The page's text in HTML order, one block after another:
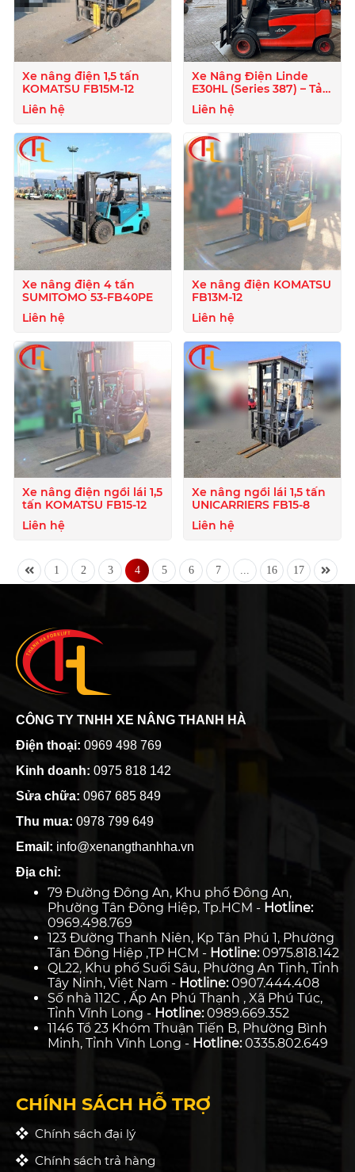
Xe nâng điện 1,5 tấn
KOMATSU FB15M-12
Liên hệ
Xe Nâng Điện Linde
E30HL (Series 387) – Tải
Trọng 3 Tấn
Liên hệ
Xe nâng điện 4 tấn
SUMITOMO 53-FB40PE
Liên hệ
Xe nâng điện KOMATSU
FB13M-12
Liên hệ
Xe nâng điện ngồi lái 1,5
tấn KOMATSU FB15-12
Liên hệ
Xe nâng ngồi lái 1,5 tấn
UNICARRIERS FB15-8
Liên hệ
1 2 3 4 5 6 7 16 17
CÔNG TY TNHH XE NÂNG THANH HÀ
Điện thoại: 0969 498 769
Kinh doanh: 0975 818 142
Sửa chữa: 0967 685 849
Thu mua: 0978 799 649
Email: info@xenangthanhha.vn
Địa chỉ:
79 Đường Đông An, Khu phố Đông An,
Phường Tân Đông Hiệp, Tp.HCM - Hotline:
0969.498.769
123 Đường Thanh Niên, Kp Tân Phú 1, Phường
Tân Đông Hiệp ,TP HCM - Hotline:0975.818.142
QL22, Khu phố Suối Sâu, Phường An Tịnh, Tỉnh
Tây Ninh, Việt Nam - Hotline:0907.444.408
Số nhà 112C , Ấp An Phú Thạnh , Xã Phú Túc,
Tỉnh Vĩnh Long - Hotline:0989.669.352
1146 Tổ 23 Khóm Thuận Tiến B, Phường Bình
Minh, Tỉnh Vĩnh Long - Hotline:0335.802.649
CHÍNH SÁCH HỖ TRỢ
Chính sách đại lý
Chính sách trả hàng